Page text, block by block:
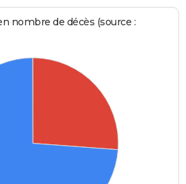
nombre de décès (source :